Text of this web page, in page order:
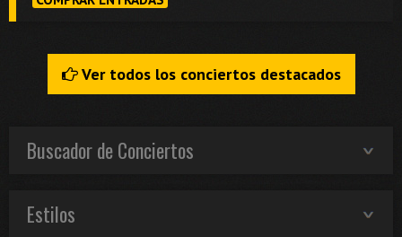
Ver todos los conciertos destacados
Buscador de Conciertos
Estilos